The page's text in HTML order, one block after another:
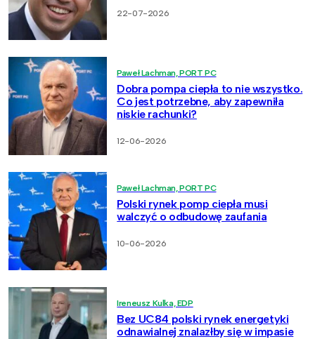
22-07-2026
Paweł Lachman, PORT PC
Dobra pompa ciepła to nie wszystko.
Co jest potrzebne, aby zapewniła
niskie rachunki?
12-06-2026
Paweł Lachman, PORT PC
Polski rynek pomp ciepła musi
walczyć o odbudowę zaufania
10-06-2026
Ireneusz Kulka, EDP
Bez UC84 polski rynek energetyki
odnawialnej znalazłby się w impasie